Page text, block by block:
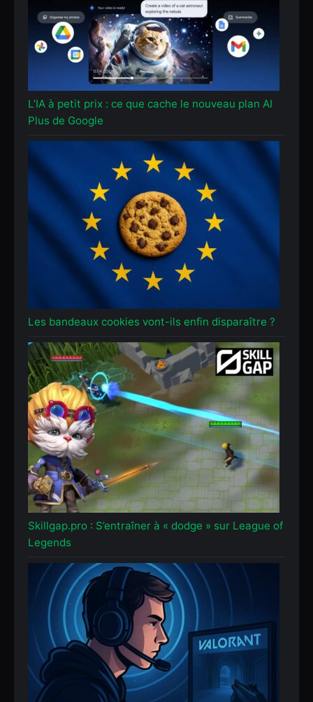
L’IA à petit prix : ce que cache le nouveau plan AI
Plus de Google
Les bandeaux cookies vont-ils enfin disparaître ?
Skillgap.pro : S’entraîner à « dodge » sur League of
Legends